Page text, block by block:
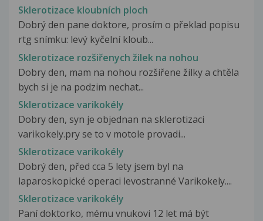
Sklerotizace kloubních ploch
Dobrý den pane doktore, prosím o překlad popisu
rtg snímku: levý kyčelní kloub...
Sklerotizace rozšiřenych žilek na nohou
Dobry den, mam na nohou rozšiřene žilky a chtěla
bych si je na podzim nechat...
Sklerotizace varikokély
Dobry den, syn je objednan na sklerotizaci
varikokely.pry se to v motole provadi...
Sklerotizace varikokély
Dobrý den, před cca 5 lety jsem byl na
laparoskopické operaci levostranné Varikokely....
Sklerotizace varikokély
Paní doktorko, mému vnukovi 12 let má být